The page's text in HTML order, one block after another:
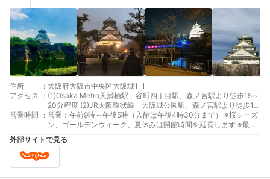
住所 : 大阪府大阪市中央区大阪城1-1
アクセス
: (1)Osaka Metro天満橋駅、谷町四丁目駅、森ノ宮駅より徒歩15～
20分程度 (2)JR大阪環状線 大阪城公園駅、森ノ宮駅より徒歩15
～20分程度
営業時間 : 営業：午前9時～午後5時（入館は午後4時30分まで） ※桜シーズ
ン、ゴールデンウィーク、夏休みは開館時間を延長します ※最終
入館時間を考慮し、状況に応じて午後4時30分よりも前にチケッ
ト購入列へ制限をかけることがあります 休館：12月28日～1月1
日
外部サイトで見る